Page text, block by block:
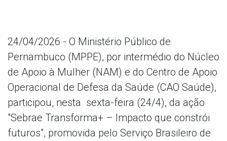
24/04/2026 - O Ministério Público de
Pernambuco (MPPE), por intermédio do Núcleo
de Apoio à Mulher (NAM) e do Centro de Apoio
Operacional de Defesa da Saúde (CAO Saúde),
participou, nesta sexta-feira (24/4), da ação
"Sebrae Transforma+ – Impacto que constrói
futuros", promovida pelo Serviço Brasileiro de